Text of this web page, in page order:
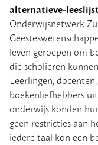
alternatieve-
Onderwijsnetwerk
leven geroepen om
die scholieren
Leerlingen,
boekenliefhebbers
onderwijs konden
geen restricties aan
iedere taal kon een